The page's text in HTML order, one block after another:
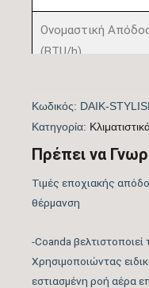
Κωδικός: DAIK-
Kατηγορία:
Πρέπει να
Τιμές εποχιακής
θέρμανση
-Coanda βελτιστοποιεί
Χρησιμοποιώντας
εστιασμένη ροή αέρα
Ονομαστική
(BTU/h)
EUROVENT
Λειτουργία Ψύξη &
Λειτουργία
Συνδεσιμότητα WiFi